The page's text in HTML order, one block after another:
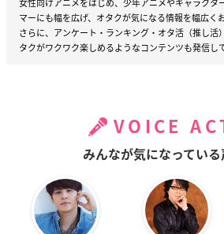
マーにも幅を広げ、オタクが気になる情報を幅広く
さらに、アンケート・ランキング・オタ活（推し活
タクがワクワク楽しめるようなコンテンツも発信し
VOICE
みんなが気になっている